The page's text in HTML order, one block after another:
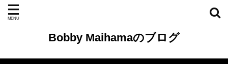
Bobby Maihamaのブログ